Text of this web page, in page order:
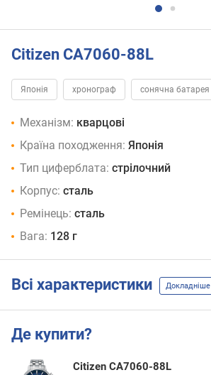
Citizen CA7060-88L
Японія хронограф сонячна батарея
Механізм: кварцові
Країна походження: Японія
Тип циферблата: стрілочний
Корпус: сталь
Ремінець: сталь
Вага: 128 г
Всі характеристики Докладніше
Де купити?
Citizen CA7060-88L